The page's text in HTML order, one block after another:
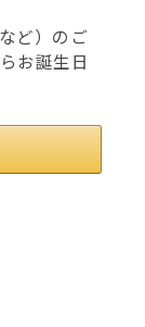
ど）のご
お誕生日